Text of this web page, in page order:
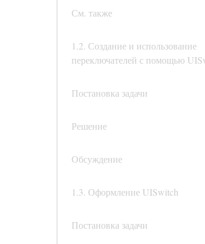
См. также
1.2. Создание и использование
переключателей с помощью
Постановка задачи
Решение
Обсуждение
1.3. Оформление UISwitch
Постановка задачи